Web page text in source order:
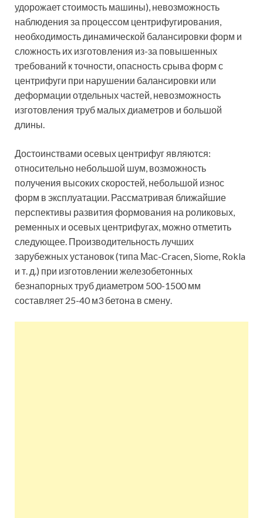
удорожает стоимость машины), невозможность
наблюдения за процессом центрифугирования,
необходимость динамической балансировки форм и
сложность их изготовления из-за повышенных
требований к точности, опасность срыва форм с
центрифуги при нарушении балансировки или
деформации отдельных частей, невозможность
изготовления труб малых диаметров и большой
длины.
Достоинствами осевых центрифуг являются:
относительно небольшой шум, возможность
получения высоких скоростей, небольшой износ
форм в эксплуатации. Рассматривая ближайшие
перспективы развития формования на роликовых,
ременных и осевых центрифугах, можно отметить
следующее. Производительность лучших
зарубежных установок (типа Мас-Cracen, Siome, Rokla
и т. д.) при изготовлении железобетонных
безнапорных труб диаметром 500-1500 мм
составляет 25-40 м3 бетона в смену.